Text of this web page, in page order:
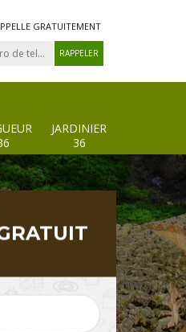
GRATUITEMENT
JARDINIER
36